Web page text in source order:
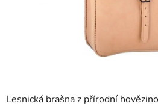
Lesnická brašna z přírodní